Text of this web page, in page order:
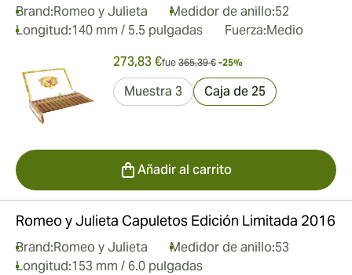
Brand:Romeo y Julieta Medidor de anillo:52
Longitud:140 mm / 5.5 pulgadas Fuerza:Medio
273,83 €fue 365,39 € -25%
Muestra 3 Caja de 25
Añadir al carrito
Romeo y Julieta Capuletos Edición Limitada 2016
Brand:Romeo y Julieta Medidor de anillo:53
Longitud:153 mm / 6.0 pulgadas